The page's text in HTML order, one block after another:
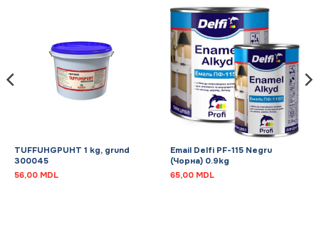
TUFFUHGPUHT 1 kg, grund
300045
56,00 MDL
Email Delfi PF-115 Negru
(Чорна) 0.9kg
65,00 MDL